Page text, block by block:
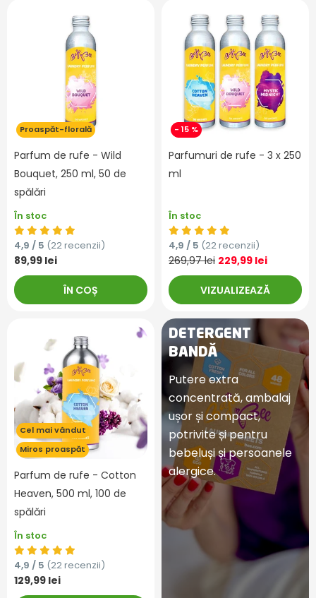
Proaspăt-florală
Parfum de rufe - Wild
Bouquet, 250 ml, 50 de
spălări
În stoc
4,9 / 5 (22 recenzii)
89,99 lei
ÎN COȘ
- 15 %
Parfumuri de rufe - 3 x 250
ml
În stoc
4,9 / 5 (22 recenzii)
269,97 lei 229,99 lei
VIZUALIZEAZĂ
Cel mai vândut
Miros proaspăt
Parfum de rufe - Cotton
Heaven, 500 ml, 100 de
spălări
În stoc
4,9 / 5 (22 recenzii)
129,99 lei
DETERGENT
BANDĂ
Putere extra
concentrată, ambalaj
ușor și compact,
potrivite și pentru
bebeluși și persoanele
alergice.